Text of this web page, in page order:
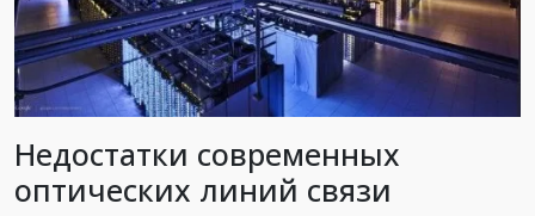
Недостатки современных
оптических линий связи